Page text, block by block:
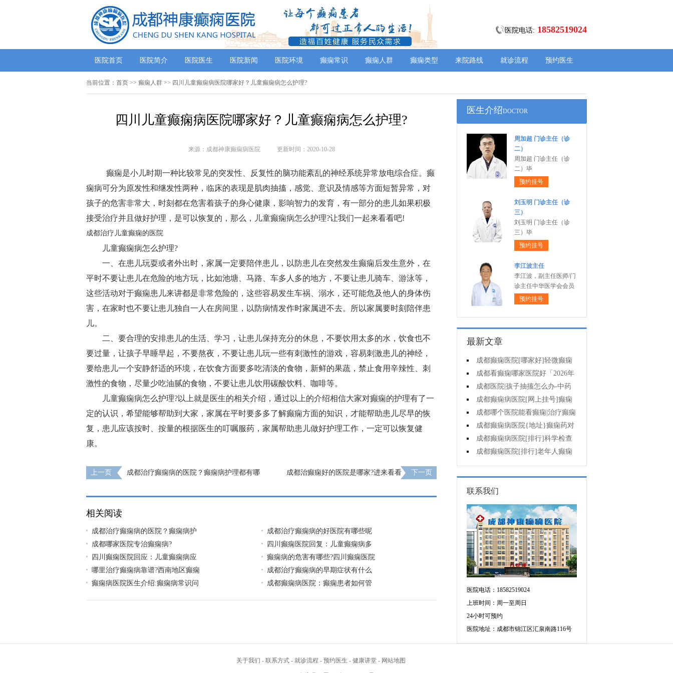
医院电话: 18582519024
医院首页 医院简介 医院医生 医院新闻 医院环境 癫痫常识 癫痫人群 癫痫类型 来院路线 就诊流程 预约医生
当前位置： 首页 >> 癫痫人群 >> 四川儿童癫痫病医院哪家好？儿童癫痫病怎么护理?
四川儿童癫痫病医院哪家好？儿童癫痫病怎么护理?
来源：成都神康癫痫病医院 更新时间：2020-10-28
癫痫是小儿时期一种比较常见的突发性、反复性的脑功能紊乱的神经系统异常放电综合症。癫
痫病可分为原发性和继发性两种，临床的表现是肌肉抽搐，感觉、意识及情感等方面短暂异常，对
孩子的危害非常大，时刻都在危害着孩子的身心健康，影响智力的发育，有一部分的患儿如果积极
接受治疗并且做好护理，是可以恢复的，那么，儿童癫痫病怎么护理?让我们一起来看看吧!
成都治疗儿童癫痫的医院
儿童癫痫病怎么护理?
一、在患儿玩耍或者外出时，家属一定要陪伴患儿，以防患儿在突然发生癫痫后发生意外，在
平时不要让患儿在危险的地方玩，比如池塘、马路、车多人多的地方，不要让患儿骑车、游泳等，
这些活动对于癫痫患儿来讲都是非常危险的，这些容易发生车祸、溺水，还可能危及他人的身体伤
害，在家时也不要让患儿独自一人在房间里，以防病情发作时家属进不去。所以家属要时刻陪伴患
儿。
二、要合理的安排患儿的生活、学习，让患儿保持充分的休息，不要饮用太多的水，饮食也不
要过量，让孩子早睡早起，不要熬夜，不要让患儿玩一些有刺激性的游戏，容易刺激患儿的神经，
要给患儿一个安静舒适的环境，在饮食方面要多吃清淡的食物，新鲜的果蔬，禁止食用辛辣性、刺
激性的食物，尽量少吃油腻的食物，不要让患儿饮用碳酸饮料、咖啡等。
儿童癫痫病怎么护理?以上就是医生的相关介绍，通过以上的介绍相信大家对癫痫的护理有了一
定的认识，希望能够帮助到大家，家属在平时要多多了解癫痫方面的知识，才能帮助患儿尽早的恢
复，患儿应该按时、按量的根据医生的叮嘱服药，家属帮助患儿做好护理工作，一定可以恢复健
康。
上一页
成都治疗癫痫病的医院？癫痫病护理都有哪
成都治癫痫好的医院是哪家?进来看看 下一页
相关阅读
成都治疗癫痫病的医院？癫痫病护
成都治疗癫痫病的好医院有哪些呢
成都哪家医院专治癫痫病?
四川癫痫医院回复：儿童癫痫病多
四川癫痫医院回应：儿童癫痫病应
癫痫病的危害有哪些?四川癫痫医院
哪里治疗癫痫病靠谱?西南地区癫痫
成都治疗癫痫病的早期症状有什么
癫痫病医院医生介绍:癫痫病常识问
成都癫痫病医院：癫痫患者如何管
医生介绍DOCTOR
周加超 门诊主任（诊
二）
周加超 门诊主任（诊
二）毕
预约挂号
刘玉明 门诊主任（诊
三）
刘玉明 门诊主任（诊
三）毕
预约挂号
李江波主任
李江波，副主任医师/门
诊主任中华医学会会员
预约挂号
最新文章
成都癫痫医院[哪家好]轻微癫痫
可以不治疗吗?
成都看癫痫哪家医院好「2026年
度公布」癫痫发作时要做什么?
成都医院|孩子抽搐怎么办-中药
能治疗癫痫吗?
成都癫痫病医院[网上挂号]癫痫
护理的要点是什么?
成都哪个医院能看癫痫|治疗癫痫
有哪些误区?
成都癫痫病医院{地址}癫痫药对
孩子有伤害吗?
成都癫痫病医院[排行]科学检查
癫痫的重要性?
成都癫痫医院[排行]老年人癫痫
发作时应该怎么办?
联系我们
医院电话：18582519024
上班时间：周一至周日
24小时可预约
医院地址：成都市锦江区汇泉南路116号
关于我们 - 联系方式 - 就诊流程 - 预约医生 - 健康讲堂 - 网站地图